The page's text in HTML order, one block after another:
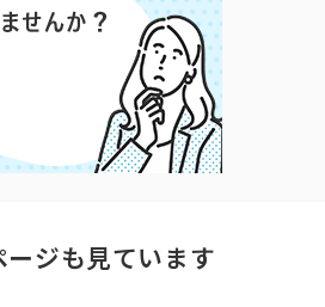
ージも見ています